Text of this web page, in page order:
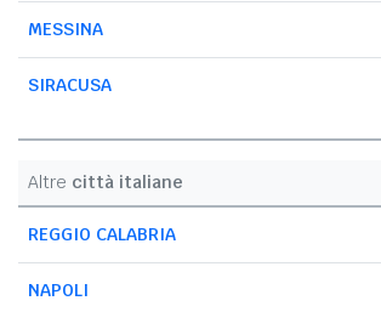
MESSINA
SIRACUSA
Altre città italiane
REGGIO CALABRIA
NAPOLI